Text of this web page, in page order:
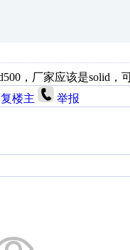
，厂家应该是solid
楼主 举报